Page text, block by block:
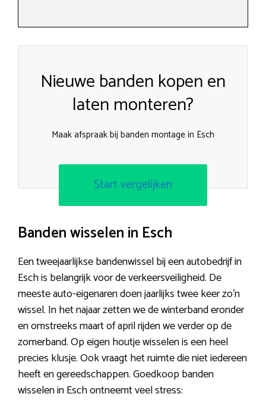
Nieuwe banden kopen en
laten monteren?
Maak afspraak bij banden montage in Esch
Start vergelijken
Banden wisselen in Esch
Een tweejaarlijkse bandenwissel bij een autobedrijf in
Esch is belangrijk voor de verkeersveiligheid. De
meeste auto-eigenaren doen jaarlijks twee keer zo’n
wissel. In het najaar zetten we de winterband eronder
en omstreeks maart of april rijden we verder op de
zomerband. Op eigen houtje wisselen is een heel
precies klusje. Ook vraagt het ruimte die niet iedereen
heeft en gereedschappen. Goedkoop banden
wisselen in Esch ontneemt veel stress: